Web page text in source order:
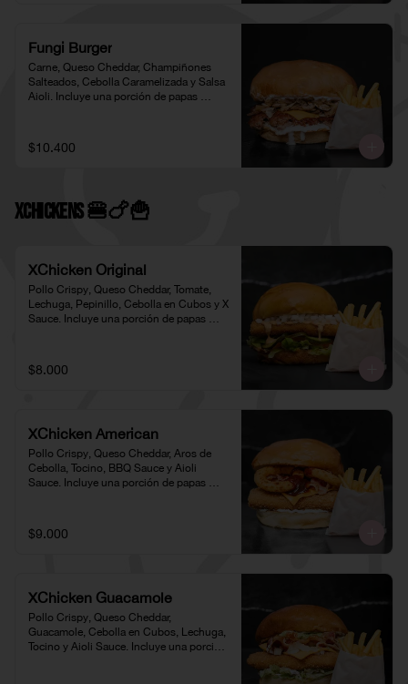
Fungi Burger
Carne, Queso Cheddar, Champiñones
Salteados, Cebolla Caramelizada y Salsa
Aioli. Incluye una porción de papas
$10.400
XChickens 🍔🍗🍟
XChicken Original
Pollo Crispy, Queso Cheddar, Tomate,
Lechuga, Pepinillo, Cebolla en Cubos y X
Sauce. Incluye una porción de papas
$8.000
XChicken American
Pollo Crispy, Queso Cheddar, Aros de
Cebolla, Tocino, BBQ Sauce y Aioli
Sauce. Incluye una porción de papas
$9.000
XChicken Guacamole
Pollo Crispy, Queso Cheddar,
Guacamole, Cebolla en Cubos, Lechuga,
Tocino y Aioli Sauce. Incluye una porción